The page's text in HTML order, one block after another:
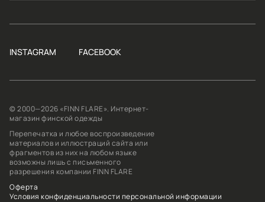
INSTAGRAM FACEBOOK
© 2000—2026 «FINN FLARE». Интернет-
магазин финской одежды
Перепечатка и любое воспроизведение
материалов и иллюстраций сайта или
фрагментов из них на любом языке
возможны лишь с письменного
разрешения компании FINN FLARE
Оферта
Условия конфиденциальности персональной информации